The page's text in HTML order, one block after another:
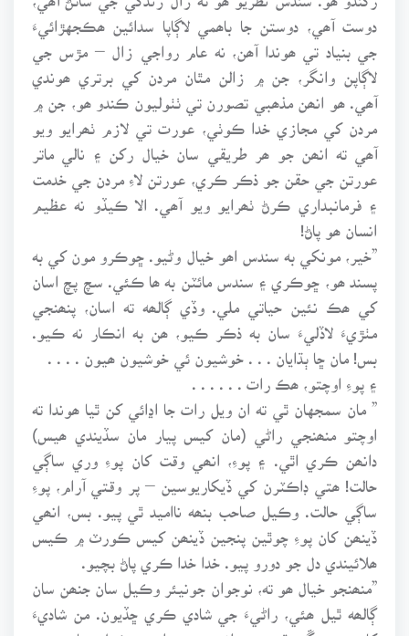
دوست آھي، دوستن جا باھمي لاڳاپا سدائين ھڪجهڙائيءَ
جي بنياد تي ھوندا آھن، نه عام رواجي زال – مڙس جي
لاڳاپن وانگر، جن ۾ زالن مٿان مردن کي برتري ھوندي
آھي. ھو انھن مذھبي تصورن تي ٺٺوليون ڪندو ھو، جن ۾
مردن کي مجازي خدا ڪوٺي، عورت تي لازم ٺھرايو ويو
آھي ته انھن جو ھر طريقي سان خيال رکن ۽ نالي ماتر
عورتن جي حقن جو ذڪر ڪري، عورتن لاءِ مردن جي خدمت
۽ فرمانبداري ڪرڻ ٺھرايو ويو آھي. الا ڪيڏو نه عظيم
انسان ھو پاڻ!
”خير، مونکي به سندس اھو خيال وڻيو. ڇوڪرو مون کي به
پسند ھو، ڇوڪري ۽ سندس مائٽن به ھا ڪئي. سچ پچ اسان
کي ھڪ نئين حياتي ملي. وڏي ڳالھه ته اسان، پنھنجي
مٺڙيءَ لاڏليءَ سان به ذڪر ڪيو، ھن به انڪار نه ڪيو.
بس! مان ڇا ٻڌايان . . . خوشيون ئي خوشيون ھيون . . . .
۽ پوءِ اوچتو، ھڪ رات . . . . . .
” مان سمجهان ٿي ته ان ويل رات جا اڍائي کن ٿيا ھوندا ته
اوچتو منھنجي راڻي (مان کيس پيار مان سڏيندي ھيس)
دانھن ڪري اٿي. ۽ پوءِ، انھي وقت کان پوءِ وري ساڳي
حالت! ھتي ڊاڪٽرن کي ڏيکاريوسين – پر وقتي آرام، پوءِ
ساڳي حالت. وڪيل صاحب بنھه نااميد ٿي پيو. بس، انھي
ڏينھن کان پوءِ چوٿين پنجين ڏينھن کيس ڪورٽ ۾ ڪيس
ھلائيندي دل جو دورو پيو. خدا خدا ڪري پاڻ بچيو.
”منھنجو خيال ھو ته، نوجوان جونيئر وڪيل سان جنھن سان
ڳالھه ٿيل ھئي، راڻيءَ جي شادي ڪري ڇڏيون. من شاديءَ
کان پوءِ چڱي ٿئي. پر انھيءَ جي ابتڙ وڪيل صاحب جو